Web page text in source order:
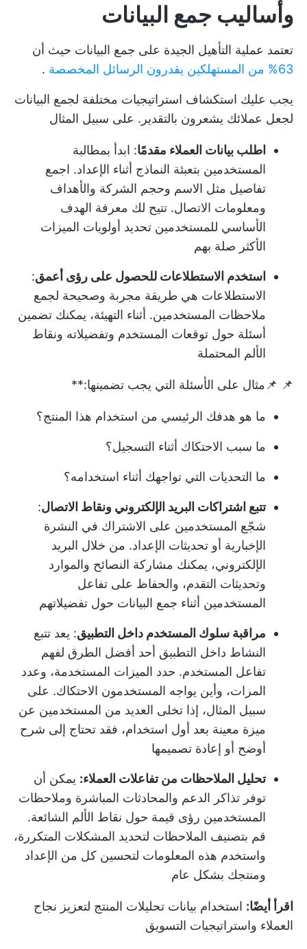
وأساليب جمع البيانات
تعتمد عملية التأهيل الجيدة على جمع البيانات حيث أن
63% من المستهلكين يقدرون الرسائل المخصصة
.
يجب عليك استكشاف استراتيجيات مختلفة لجمع البيانات
لجعل عملائك يشعرون بالتقدير. على سبيل المثال
اطلب بيانات العملاء مقدمًا: ابدأ بمطالبة
المستخدمين بتعبئة النماذج أثناء الإعداد. اجمع
تفاصيل مثل الاسم وحجم الشركة والأهداف
ومعلومات الاتصال. تتيح لك معرفة الهدف
الأساسي للمستخدمين تحديد أولويات الميزات
الأكثر صلة بهم
استخدم الاستطلاعات للحصول على رؤى أعمق:
الاستطلاعات هي طريقة مجربة وصحيحة لجمع
ملاحظات المستخدمين. أثناء التهيئة، يمكنك تضمين
أسئلة حول توقعات المستخدم وتفضيلاته ونقاط
الألم المحتملة
📌 📌مثال على الأسئلة التي يجب تضمينها:**
ما هو هدفك الرئيسي من استخدام هذا المنتج؟
ما سبب الاحتكاك أثناء التسجيل؟
ما التحديات التي تواجهك أثناء استخدامه؟
تتبع اشتراكات البريد الإلكتروني ونقاط الاتصال:
شجّع المستخدمين على الاشتراك في النشرة
الإخبارية أو تحديثات الإعداد. من خلال البريد
الإلكتروني، يمكنك مشاركة النصائح والموارد
وتحديثات التقدم، والحفاظ على تفاعل
المستخدمين أثناء جمع البيانات حول تفضيلاتهم
مراقبة سلوك المستخدم داخل التطبيق: يعد تتبع
النشاط داخل التطبيق أحد أفضل الطرق لفهم
تفاعل المستخدم. حدد الميزات المستخدمة، وعدد
المرات، وأين يواجه المستخدمون الاحتكاك. على
سبيل المثال، إذا تخلى العديد من المستخدمين عن
ميزة معينة بعد أول استخدام، فقد تحتاج إلى شرح
أوضح أو إعادة تصميمها
تحليل الملاحظات من تفاعلات العملاء: يمكن أن
توفر تذاكر الدعم والمحادثات المباشرة وملاحظات
المستخدمين رؤى قيمة حول نقاط الألم الشائعة.
قم بتصنيف الملاحظات لتحديد المشكلات المتكررة،
واستخدم هذه المعلومات لتحسين كل من الإعداد
ومنتجك بشكل عام
اقرأ أيضًا: استخدام بيانات تحليلات المنتج لتعزيز نجاح
العملاء واستراتيجيات التسويق